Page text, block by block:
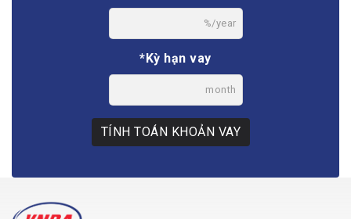
%/year
*Kỳ hạn vay
month
TÍNH TOÁN KHOẢN VAY